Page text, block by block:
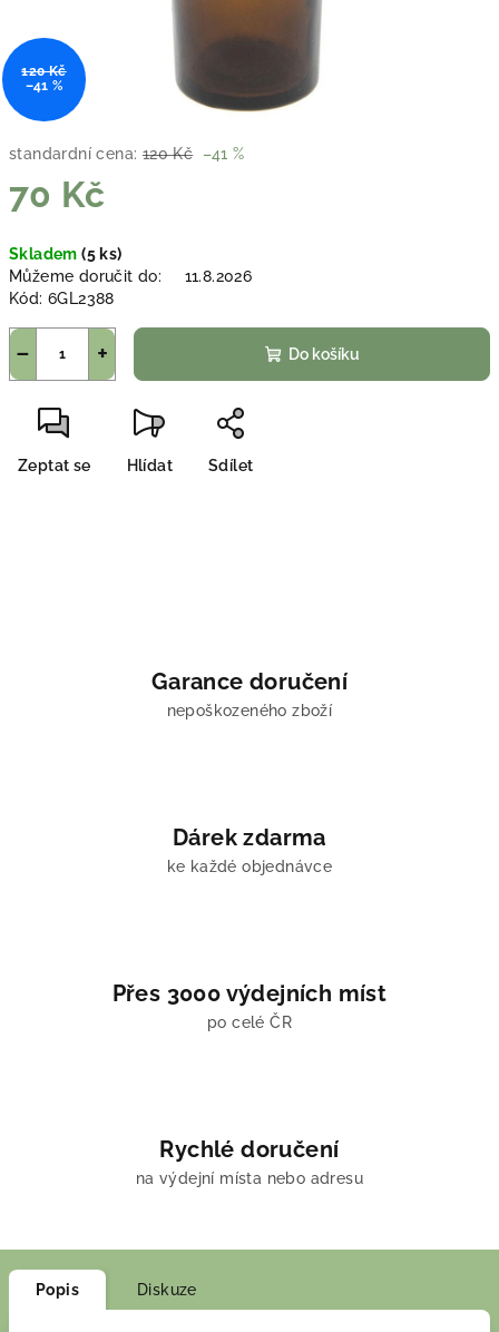
standardní cena: 120 Kč –41 %
70 Kč
cena:
Skladem(5 ks)
Můžeme doručit do:
11.8.2026
Kód: 6GL2388
+
− Do košíku
Zeptat se Hlídat Sdílet
120 Kč
–41 %
Garance doručení
nepoškozeného zboží
Dárek zdarma
ke každé objednávce
Přes 3000 výdejních míst
po celé ČR
Rychlé doručení
na výdejní místa nebo adresu
Popis Diskuze